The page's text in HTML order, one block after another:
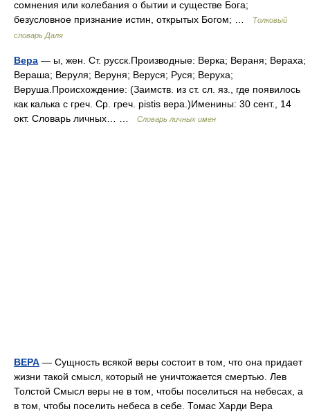
сомнения или колебания о бытии и существе Бога;
безусловное признание истин, открытых Богом; …
Толковый
словарь Даля
Вера — ы, жен. Ст. русск.Производные: Верка; Вераня; Вераха;
Вераша; Веруля; Веруня; Веруся; Руся; Веруха;
Веруша.Происхождение: (Заимств. из ст. сл. яз., где появилось
как калька с греч. Ср. греч. pistis вера.)Именины: 30 сент., 14
окт. Словарь личных… …
Словарь личных имен
ВЕРА — Сущность всякой веры состоит в том, что она придает
жизни такой смысл, который не уничтожается смертью. Лев
Толстой Смысл веры не в том, чтобы поселиться на небесах, а
в том, чтобы поселить небеса в себе. Томас Харди Вера